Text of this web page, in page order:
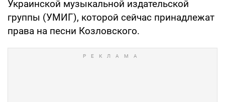
Украинской музыкальной издательской
группы (УМИГ), которой сейчас принадлежат
права на песни Козловского.